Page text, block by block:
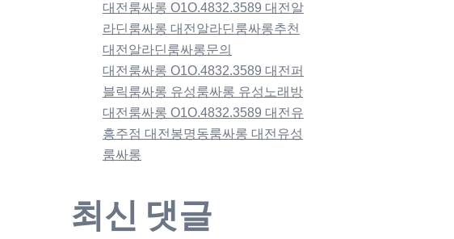
대전룸싸롱 O1O.4832.3589 대전알
라딘룸싸롱 대전알라딘룸싸롱추천
대전알라딘룸싸롱문의
대전룸싸롱 O1O.4832.3589 대전퍼
블릭룸싸롱 유성룸싸롱 유성노래방
대전룸싸롱 O1O.4832.3589 대전유
흥주점 대전봉명동룸싸롱 대전유성
룸싸롱
최신 댓글